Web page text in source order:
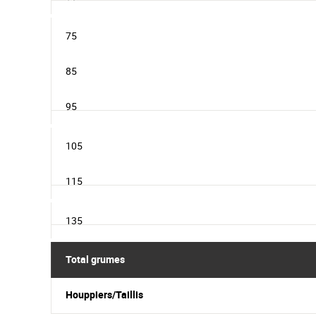
75
85
95
105
115
135
Total grumes
Houppiers/Taillis